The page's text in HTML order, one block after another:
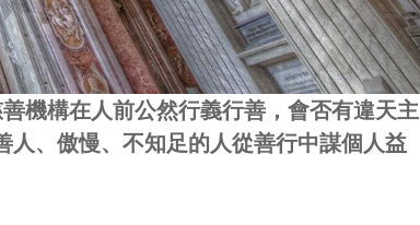
機構在人前公然行義行善，會否有違天主
、傲慢、不知足的人從善行中謀個人益